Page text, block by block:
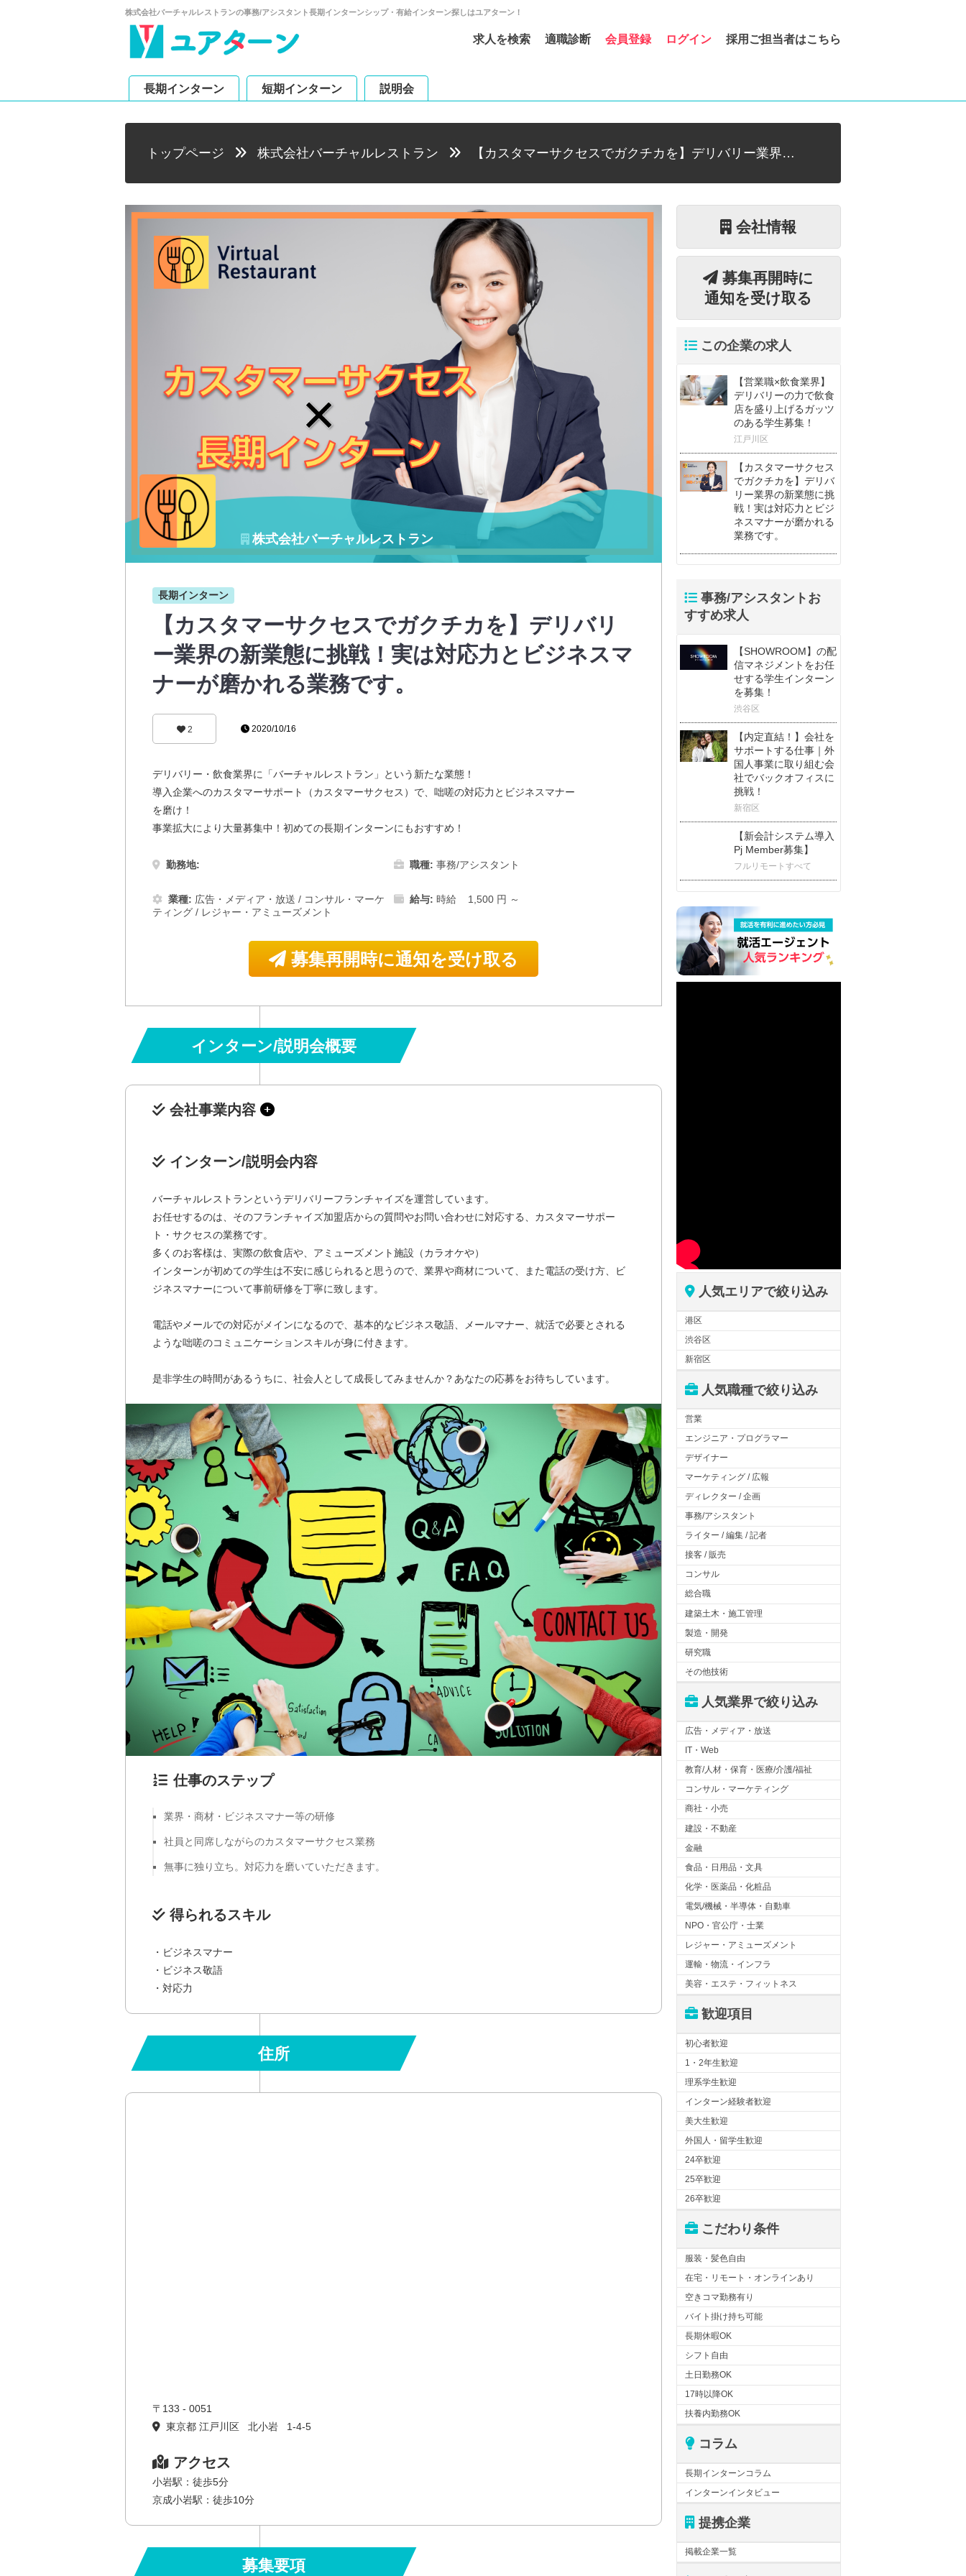
株式会社バーチャルレストランの事務/アシスタント長期インターンシップ・有給インターン探しはユアターン！
求人を検索 適職診断 会員登録 ログイン 採用ご担当者はこちら
長期インターン 短期インターン 説明会
トップページ 株式会社バーチャルレストラン 【カスタマーサクセスでガクチカを】デリバリー業界…
株式会社バーチャルレストラン
長期インターン
【カスタマーサクセスでガクチカを】デリバリ
ー業界の新業態に挑戦！実は対応力とビジネスマ
ナーが磨かれる業務です。
2 2020/10/16
デリバリー・飲食業界に「バーチャルレストラン」という新たな業態！
導入企業へのカスタマーサポート（カスタマーサクセス）で、咄嗟の対応力とビジネスマナー
を磨け！
事業拡大により大量募集中！初めての長期インターンにもおすすめ！
勤務地: 職種: 事務/アシスタント
業種: 広告・メディア・放送 / コンサル・マーケ
ティング / レジャー・アミューズメント
給与: 時給 1,500 円 ～
募集再開時に通知を受け取る
インターン/説明会概要
会社事業内容
インターン/説明会内容
バーチャルレストランというデリバリーフランチャイズを運営しています。
お任せするのは、そのフランチャイズ加盟店からの質問やお問い合わせに対応する、カスタマーサポー
ト・サクセスの業務です。
多くのお客様は、実際の飲食店や、アミューズメント施設（カラオケや）
インターンが初めての学生は不安に感じられると思うので、業界や商材について、また電話の受け方、ビ
ジネスマナーについて事前研修を丁寧に致します。
電話やメールでの対応がメインになるので、基本的なビジネス敬語、メールマナー、就活で必要とされる
ような咄嗟のコミュニケーションスキルが身に付きます。
是非学生の時間があるうちに、社会人として成長してみませんか？あなたの応募をお待ちしています。
仕事のステップ
業界・商材・ビジネスマナー等の研修
社員と同席しながらのカスタマーサクセス業務
無事に独り立ち。対応力を磨いていただきます。
得られるスキル
・ビジネスマナー
・ビジネス敬語
・対応力
住所
〒133 - 0051
東京都 江戸川区 北小岩 1-4-5
アクセス
小岩駅：徒歩5分
京成小岩駅：徒歩10分
募集要項
会社情報
募集再開時に
通知を受け取る
この企業の求人
【営業職×飲食業界】
デリバリーの力で飲食
店を盛り上げるガッツ
のある学生募集！
江戸川区
【カスタマーサクセス
でガクチカを】デリバ
リー業界の新業態に挑
戦！実は対応力とビジ
ネスマナーが磨かれる
業務です。
事務/アシスタントお
すすめ求人
【SHOWROOM】の配
信マネジメントをお任
せする学生インターン
を募集！
渋谷区
【内定直結！】会社を
サポートする仕事｜外
国人事業に取り組む会
社でバックオフィスに
挑戦！
新宿区
【新会計システム導入
Pj Member募集】
フルリモートすべて
人気エリアで絞り込み
港区
渋谷区
新宿区
人気職種で絞り込み
営業
エンジニア・プログラマー
デザイナー
マーケティング / 広報
ディレクター / 企画
事務/アシスタント
ライター / 編集 / 記者
接客 / 販売
コンサル
総合職
建築土木・施工管理
製造・開発
研究職
その他技術
人気業界で絞り込み
広告・メディア・放送
IT・Web
教育/人材・保育・医療/介護/福祉
コンサル・マーケティング
商社・小売
建設・不動産
金融
食品・日用品・文具
化学・医薬品・化粧品
電気/機械・半導体・自動車
NPO・官公庁・士業
レジャー・アミューズメント
運輸・物流・インフラ
美容・エステ・フィットネス
歓迎項目
初心者歓迎
1・2年生歓迎
理系学生歓迎
インターン経験者歓迎
美大生歓迎
外国人・留学生歓迎
24卒歓迎
25卒歓迎
26卒歓迎
こだわり条件
服装・髪色自由
在宅・リモート・オンラインあり
空きコマ勤務有り
バイト掛け持ち可能
長期休暇OK
シフト自由
土日勤務OK
17時以降OK
扶養内勤務OK
コラム
長期インターンコラム
インターンインタビュー
提携企業
掲載企業一覧